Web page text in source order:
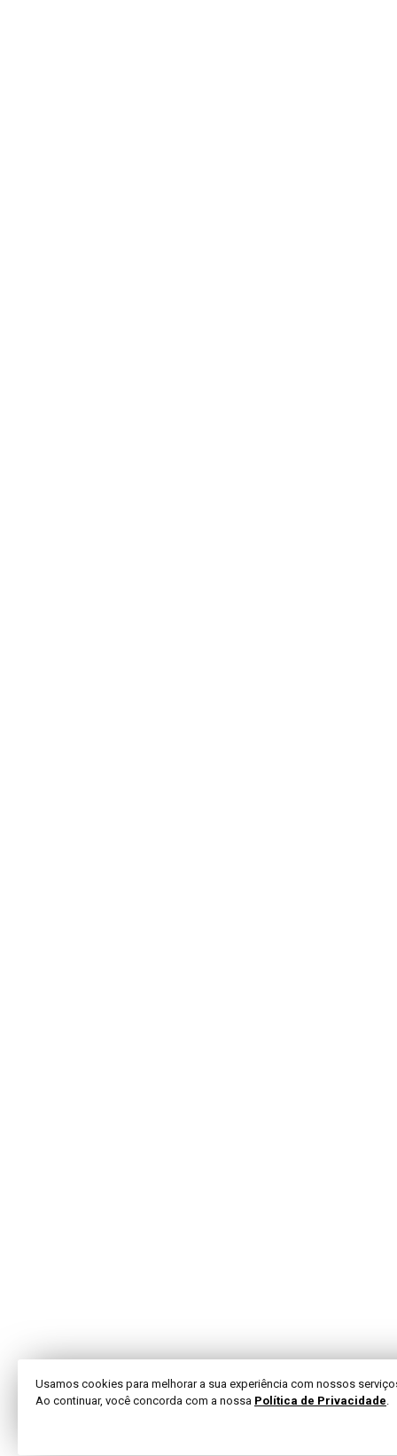
Usamos cookies para melhorar a sua experiência com nossos
Ao continuar, você concorda com a nossa Política de Privacidade.